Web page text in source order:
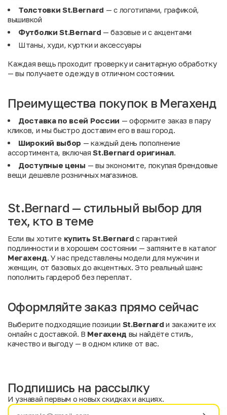
Толстовки St.Bernard — с логотипами, графикой,
вышивкой
Футболки St.Bernard — базовые и с акцентами
Штаны, худи, куртки и аксессуары
Каждая вещь проходит проверку и санитарную обработку
— вы получаете одежду в отличном состоянии.
Преимущества покупок в Мегахенд
Доставка по всей России — оформите заказ в пару
кликов, и мы быстро доставим его в ваш город.
Широкий выбор — каждый день пополнение
ассортимента, включаяSt.Bernard оригинал.
Доступные цены — вы экономите, покупая брендовые
вещи дешевле розничных магазинов.
St.Bernard — стильный выбор для
тех, кто в теме
Если вы хотите купить St.Bernard с гарантией
подлинности и в хорошем состоянии — загляните в каталог
Мегахенд. У нас представлены модели для мужчин и
женщин, от базовых до акцентных. Это реальный шанс
пополнить гардероб без переплат.
Оформляйте заказ прямо сейчас
Выберите подходящие позиции St.Bernard и закажите их
онлайн с доставкой. В Мегахенд вы найдёте стиль,
качество и выгоду — в одном клике от вас.
Подпишись на рассылку
И узнавай первым о новых скидках и акциях.